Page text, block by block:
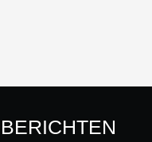
BERICHTEN